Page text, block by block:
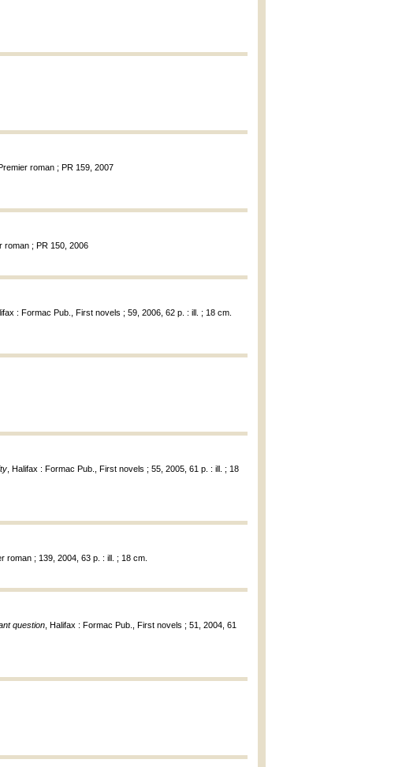
roman ; PR 159, 2007
roman ; PR 150, 2006
: Formac Pub., First novels ; 59, 2006, 62 p. : ill. ; 18 cm.
, Halifax : Formac Pub., First novels ; 55, 2005, 61 p. : ill. ; 18
roman ; 139, 2004, 63 p. : ill. ; 18 cm.
question , Halifax : Formac Pub., First novels ; 51, 2004, 61